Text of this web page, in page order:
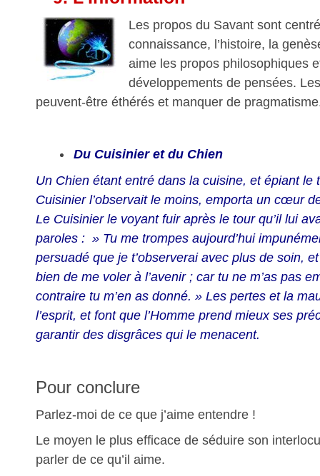
Les propos du Savant sont
connaissance, l’histoire, la
aime les propos philosophiques
développements de pensées.
peuvent-être éthérés et manquer de
Du Cuisinier et du Chien
Un Chien étant entré dans la cuisine, et épiant le
Cuisinier l’observait le moins, emporta un cœur
Le Cuisinier le voyant fuir après le tour qu’il lui
paroles : » Tu me trompes aujourd’hui
persuadé que je t’observerai avec plus de soin,
bien de me voler à l’avenir ; car tu ne m’as pas
contraire tu m’en as donné. » Les pertes et la
l’esprit, et font que l’Homme prend mieux ses
garantir des disgrâces qui le menacent.
Pour conclure
Parlez-moi de ce que j’aime entendre !
Le moyen le plus efficace de séduire son
parler de ce qu’il aime.